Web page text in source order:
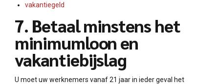
vakantiegeld
7. Betaal minstens het
minimumloon en
vakantiebijslag
U moet uw werknemers vanaf 21 jaar in ieder geval het